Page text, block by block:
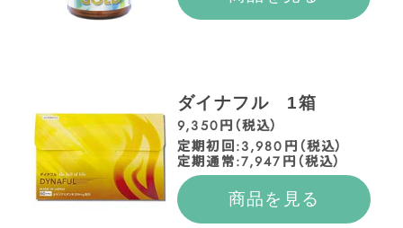
ダイナフル 1箱
9,350円（税込）
定期初回:3,980円（税込）
定期通常:7,947円（税込）
商品を見る